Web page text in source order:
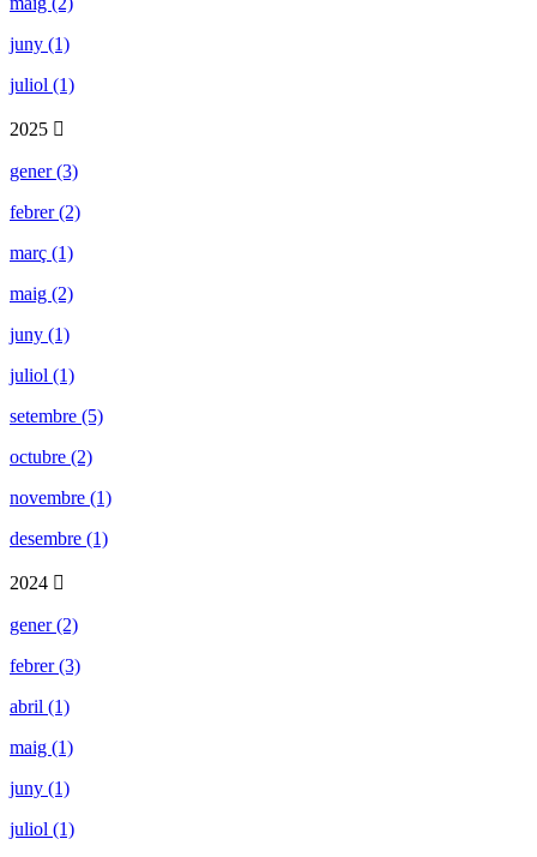
juny (1)
juliol (1)
2025
gener (3)
febrer (2)
març (1)
maig (2)
juny (1)
juliol (1)
setembre (5)
octubre (2)
novembre (1)
desembre (1)
2024
gener (2)
febrer (3)
abril (1)
maig (1)
juny (1)
juliol (1)